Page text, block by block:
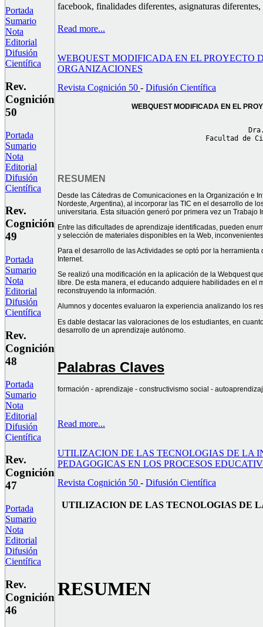
Portada
Sumario
Nota
Editorial
Difusión
Científica
Rev.
Cognición
50
Portada
Sumario
Nota
Editorial
Difusión
Científica
Rev.
Cognición
49
Portada
Sumario
Nota
Editorial
Difusión
Científica
Rev.
Cognición
48
Portada
Sumario
Nota
Editorial
Difusión
Científica
Rev.
Cognición
47
Portada
Sumario
Nota
Editorial
Difusión
Científica
Rev.
Cognición
46
facebook, finalidades diferentes, asignaturas diferentes,
Read more...
WEBQUEST MODIFICADA EN EL PROYECTO
ORGANIZACIONES
Revista Cognición 50 - Difusión Científica
WEBQUEST MODIFICADA EN EL
Facultad de
RESUMEN
Desde las Cátedras de Comunicaciones en la Organización e
Nordeste, Argentina), al incorporar las TIC en el desarrollo de
universitaria. Esta situación generó por primera vez un Trabajo
Entre las dificultades de aprendizaje identificadas, pueden
y selección de materiales disponibles en la Web,
Para el desarrollo de las Actividades se optó por la
Internet.
Se realizó una modificación en la aplicación de la Webquest
libre. De esta manera, el educando adquiere habilidades en el
reconstruyendo la información.
Alumnos y docentes evaluaron la experiencia analizando los
Es dable destacar las valoraciones de los estudiantes, en
desarrollo de un aprendizaje autónomo.
Palabras Claves
formación - aprendizaje - constructivismo social -
Read more...
UTILIZACION DE LAS TECNOLOGIAS DE LA
PEDAGOGICAS EN LOS PROCESOS
Revista Cognición 50 - Difusión Científica
UTILIZACION DE LAS TECNOLOGIAS DE
RESUMEN